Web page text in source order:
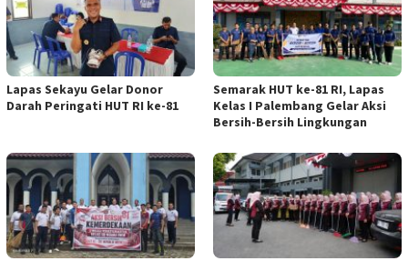
Lapas Sekayu Gelar Donor
Darah Peringati HUT RI ke-81
Semarak HUT ke-81 RI, Lapas
Kelas I Palembang Gelar Aksi
Bersih-Bersih Lingkungan